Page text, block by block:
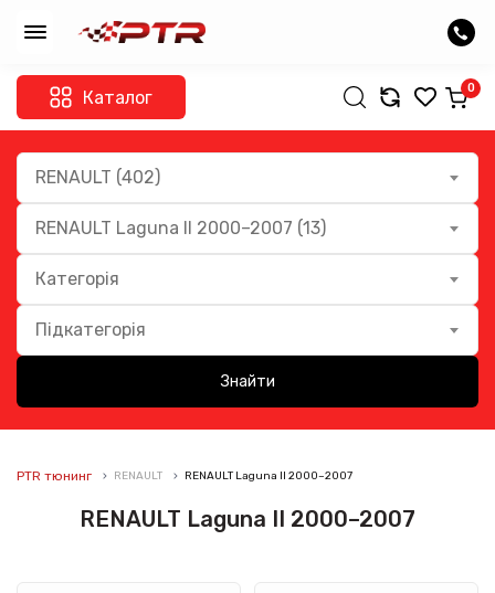
Каталог 0
RENAULT (402)
RENAULT Laguna II 2000–2007 (13)
Категорія
Підкатегорія
Знайти
PTR тюнинг RENAULT RENAULT Laguna II 2000–2007
RENAULT Laguna II 2000–2007